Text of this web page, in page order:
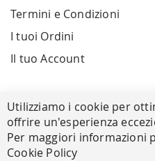
Termini e Condizioni
I tuoi Ordini
Il tuo Account
Utilizziamo i cookie per
offrire un'esperienza
Per maggiori informazioni
Cookie Policy